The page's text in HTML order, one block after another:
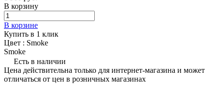
В корзину
В корзине
Купить в 1 клик
Цвет : Smoke
Smoke
Есть в наличии
Цена действительна только для интернет-магазина и может
отличаться от цен в розничных магазинах